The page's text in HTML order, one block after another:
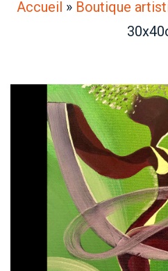
Accueil » Boutique